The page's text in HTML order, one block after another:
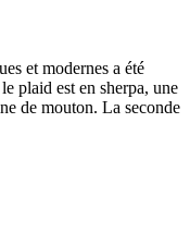
et modernes a été
plaid est en sherpa, une
de mouton. La seconde